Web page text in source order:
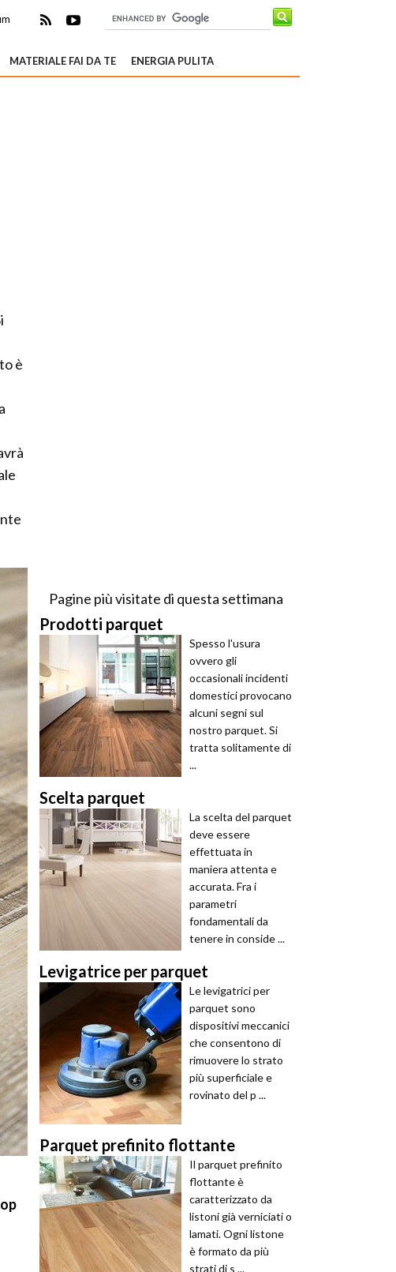
MATERIALE FAI DA TE ENERGIA PULITA
è
Pagine più visitate di questa settimana
Prodotti parquet
Spesso l'usura
ovvero gli
occasionali incidenti
domestici provocano
alcuni segni sul
nostro parquet. Si
tratta solitamente di
...
Scelta parquet
La scelta del parquet
deve essere
effettuata in
maniera attenta e
accurata. Fra i
parametri
fondamentali da
tenere in conside ...
Levigatrice per parquet
Le levigatrici per
parquet sono
dispositivi meccanici
che consentono di
rimuovere lo strato
più superficiale e
rovinato del p ...
Parquet prefinito flottante
Il parquet prefinito
flottante è
caratterizzato da
listoni già verniciati o
lamati. Ogni listone
è formato da più
strati di s ...